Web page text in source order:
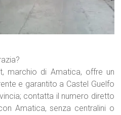
marchio di Amatica, offre un
e garantito a Castel Guelfo
contatta il numero diretto
Amatica, senza centralini o